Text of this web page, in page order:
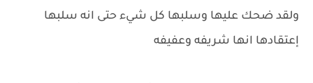
ولقد ضحك عليها وسلبها كل شيء حتى انه سلبها
إعتقادها انها شريفه وعفيفه